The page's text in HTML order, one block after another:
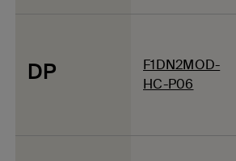
DP
F1DN2MOD-
HC-P06